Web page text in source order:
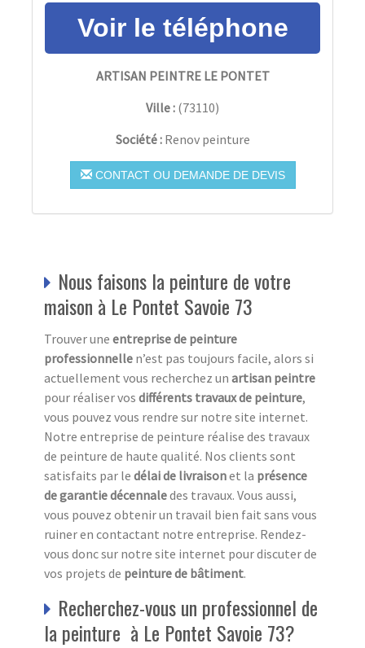
ARTISAN PEINTRE LE PONTET
Ville : (73110)
Société : Renov peinture
CONTACT OU DEMANDE DE DEVIS
Nous faisons la peinture de votre
maison à Le Pontet Savoie 73
Trouver une entreprise de peinture
professionnelle n’est pas toujours facile, alors si
actuellement vous recherchez un artisan peintre
pour réaliser vos différents travaux de peinture,
vous pouvez vous rendre sur notre site internet.
Notre entreprise de peinture réalise des travaux
de peinture de haute qualité. Nos clients sont
satisfaits par le délai de livraisonet la présence
de garantie décennaledes travaux. Vous aussi,
vous pouvez obtenir un travail bien fait sans vous
ruiner en contactant notre entreprise. Rendez-
vous donc sur notre site internet pour discuter de
vos projets de peinture de bâtiment.
Recherchez-vous un professionnel de
la peinture à Le Pontet Savoie 73?